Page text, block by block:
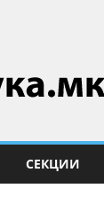
СЕКЦИИ